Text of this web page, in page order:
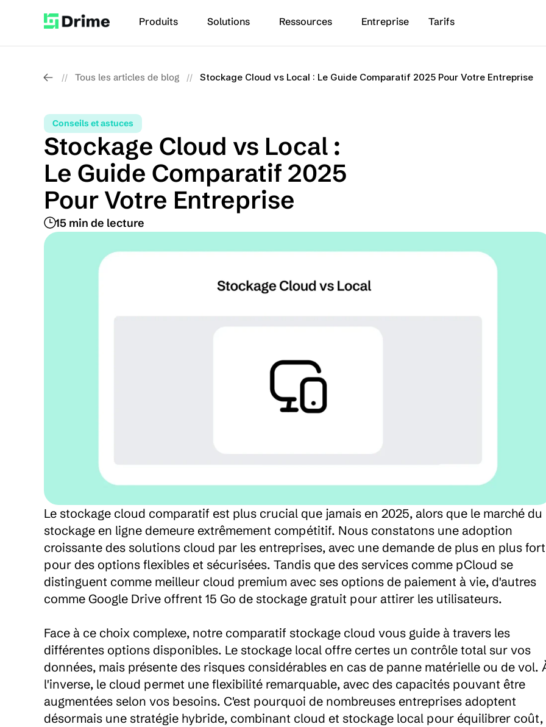
// Tous les articles de blog // Stockage Cloud vs Local : Le Guide Comparatif 2025 Pour Votre Entreprise
Conseils et astuces
Stockage Cloud vs Local :
Le Guide Comparatif 2025
Pour Votre Entreprise
15 min de lecture
Le stockage cloud comparatif est plus crucial que jamais en 2025, alors que le marché du
stockage en ligne demeure extrêmement compétitif. Nous constatons une adoption
croissante des solutions cloud par les entreprises, avec une demande de plus en plus
pour des options flexibles et sécurisées. Tandis que des services comme pCloud se
distinguent comme meilleur cloud premium avec ses options de paiement à vie, d'autres
comme Google Drive offrent 15 Go de stockage gratuit pour attirer les utilisateurs.
Face à ce choix complexe, notre comparatif stockage cloud vous guide à travers les
différentes options disponibles. Le stockage local offre certes un contrôle total sur vos
données, mais présente des risques considérables en cas de panne matérielle ou de vol.
l'inverse, le cloud permet une flexibilité remarquable, avec des capacités pouvant être
augmentées selon vos besoins. C'est pourquoi de nombreuses entreprises adoptent
désormais une stratégie hybride, combinant cloud et stockage local pour équilibrer coût,
Produits Solutions Ressources Entreprise Tarifs